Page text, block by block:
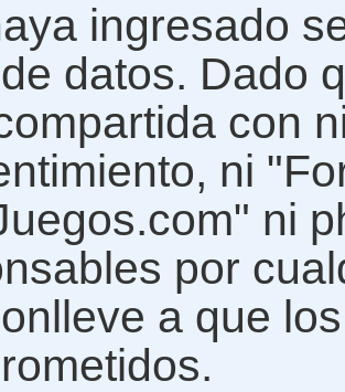
ingresado
datos. Dado
con
ni
ni
por
a que